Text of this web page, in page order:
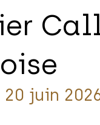
20 juin